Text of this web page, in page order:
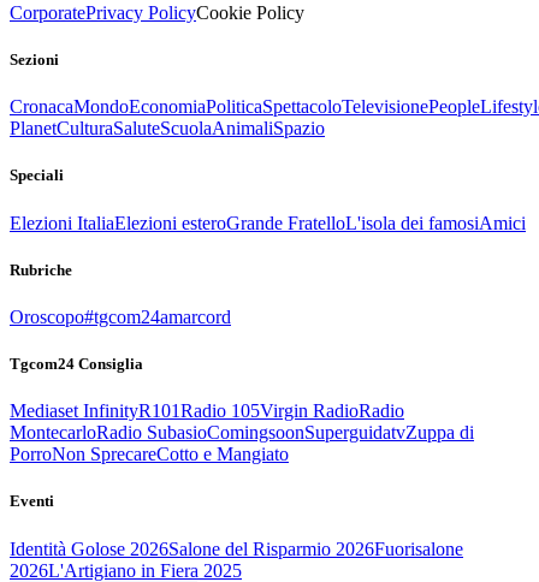
CorporatePrivacy PolicyCookie Policy
Sezioni
CronacaMondoEconomiaPoliticaSpettacoloTelevisionePeople
PlanetCulturaSaluteScuolaAnimaliSpazio
Speciali
Elezioni ItaliaElezioni esteroGrande FratelloL'isola dei famosiAmici
Rubriche
Oroscopo#tgcom24amarcord
Tgcom24 Consiglia
Mediaset InfinityR101Radio 105Virgin RadioRadio
MontecarloRadio SubasioComingsoonSuperguidatvZuppa di
PorroNon SprecareCotto e Mangiato
Eventi
Identità Golose 2026Salone del Risparmio 2026Fuorisalone
2026L'Artigiano in Fiera 2025